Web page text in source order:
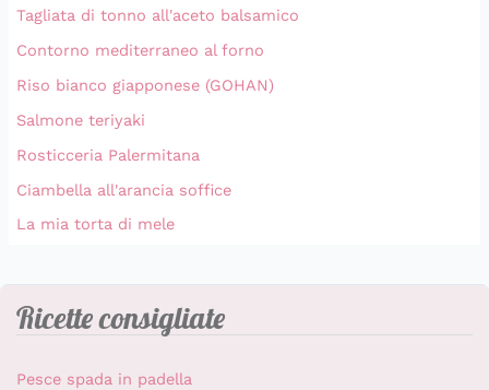
Tagliata di tonno all'aceto balsamico
Contorno mediterraneo al forno
Riso bianco giapponese (GOHAN)
Salmone teriyaki
Rosticceria Palermitana
Ciambella all'arancia soffice
La mia torta di mele
Ricette consigliate
Pesce spada in padella